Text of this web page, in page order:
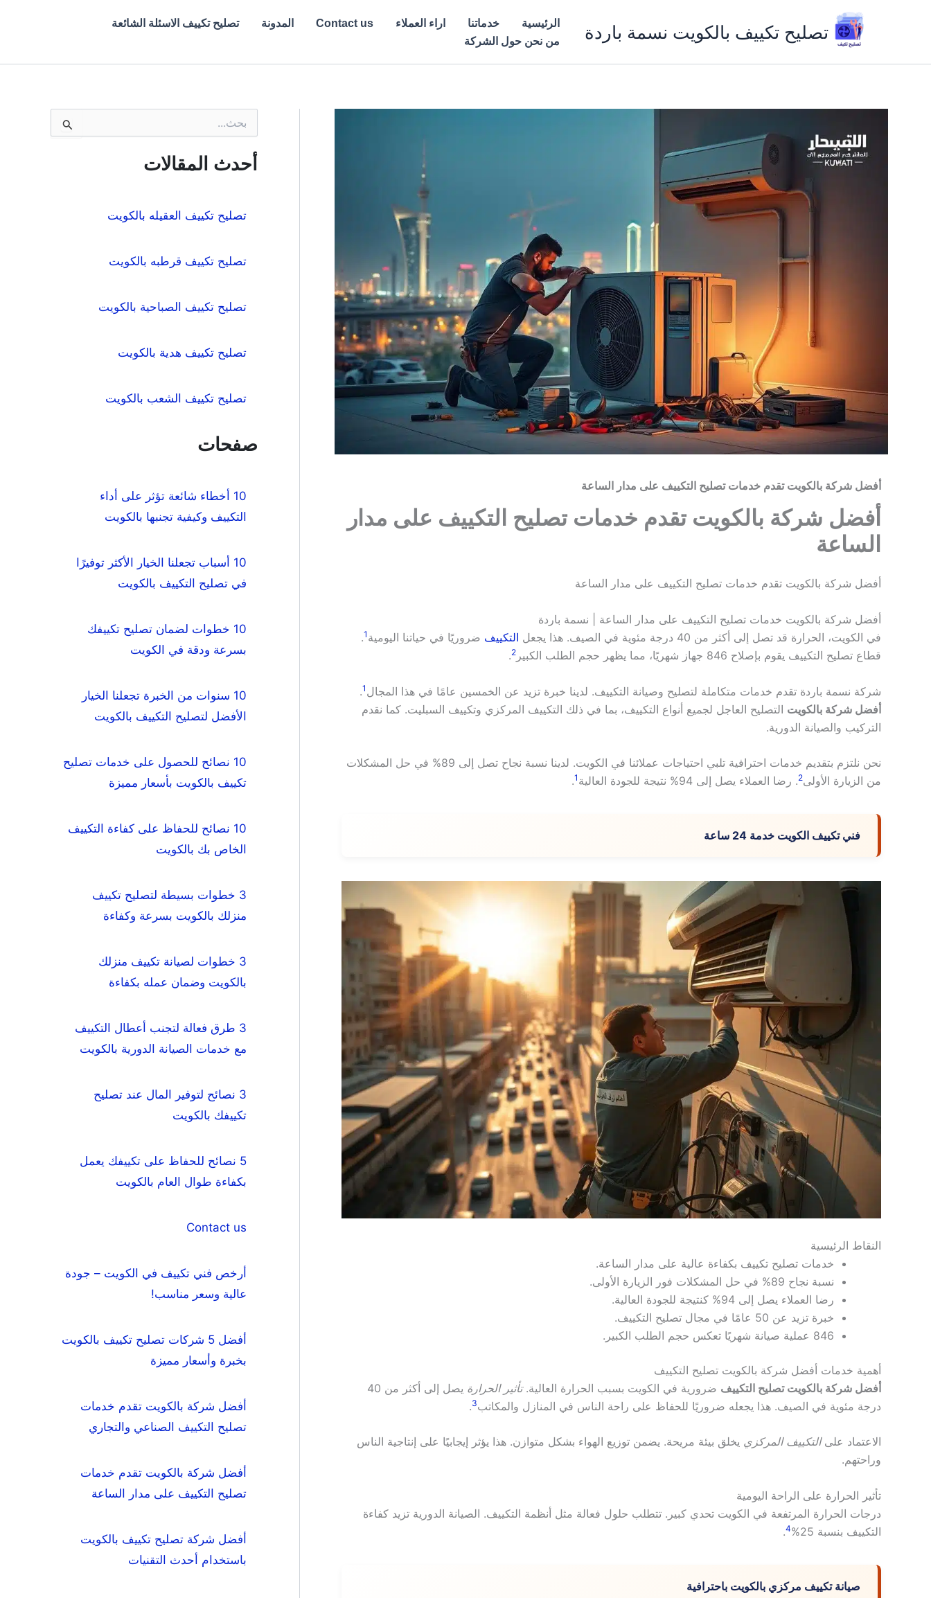
تصليح تكييف بالكويت نسمة باردة الرئيسية خدماتنا اراء العملاء Contact us المدونة
تصليح تكييف الاسئلة الشائعة
من نحن حول الشركة
أفضل شركة بالكويت تقدم خدمات تصليح التكييف على مدار الساعة
أفضل شركة بالكويت تقدم خدمات تصليح التكييف على مدار
الساعة
أفضل شركة بالكويت تقدم خدمات تصليح التكييف على مدار الساعة
أفضل شركة بالكويت خدمات تصليح التكييف على مدار الساعة | نسمة باردة
في الكويت، الحرارة قد تصل إلى أكثر من 40 درجة مئوية في الصيف. هذا يجعل
التكييف ضروريًا في حياتنا اليومية 1
.
قطاع تصليح التكييف يقوم بإصلاح 846 جهاز شهريًا، مما يظهر حجم الطلب الكبير
2
.
شركة نسمة باردة تقدم خدمات متكاملة لتصليح وصيانة التكييف. لدينا خبرة تزيد عن الخمسين عامًا في هذا المجال 1
.
أفضل شركة بالكويت التصليح العاجل لجميع أنواع التكييف، بما في ذلك التكييف المركزي وتكييف السبليت. كما نقدم
التركيب والصيانة الدورية.
نحن نلتزم بتقديم خدمات احترافية تلبي احتياجات عملائنا في الكويت. لدينا نسبة نجاح تصل إلى 89% في حل المشكلات
من الزيارة الأولى2. رضا العملاء يصل إلى 94% نتيجة للجودة العالية 1
.
فني تكييف الكويت خدمة 24 ساعة
النقاط الرئيسية
خدمات تصليح تكييف بكفاءة عالية على مدار الساعة.
نسبة نجاح 89% في حل المشكلات فور الزيارة الأولى.
رضا العملاء يصل إلى 94% كنتيجة للجودة العالية.
خبرة تزيد عن 50 عامًا في مجال تصليح التكييف.
846 عملية صيانة شهريًا تعكس حجم الطلب الكبير.
أهمية خدمات أفضل شركة بالكويت تصليح التكييف
أفضل شركة بالكويت تصليح التكييف ضرورية في الكويت بسبب الحرارة العالية.تأثير الحرارة
يصل إلى أكثر من 40
درجة مئوية في الصيف. هذا يجعله ضروريًا للحفاظ على راحة الناس في المنازل والمكاتب3
.
الاعتماد علىالتكييف المركزي يخلق بيئة مريحة. يضمن توزيع الهواء بشكل متوازن. هذا يؤثر إيجابيًا على إنتاجية الناس
وراحتهم.
تأثير الحرارة على الراحة اليومية
درجات الحرارة المرتفعة في الكويت تحدي كبير. تتطلب حلول فعالة مثل أنظمة التكييف. الصيانة الدورية تزيد كفاءة
التكييف بنسبة 25%
4
.
صيانة تكييف مركزي بالكويت باحترافية
ح
ث
أحدث المقالات
تصليح تكييف العقيله بالكويت
تصليح تكييف قرطبه بالكويت
تصليح تكييف الصباحية بالكويت
تصليح تكييف هدية بالكويت
تصليح تكييف الشعب بالكويت
صفحات
10 أخطاء شائعة تؤثر على أداء
التكييف وكيفية تجنبها بالكويت
10 أسباب تجعلنا الخيار الأكثر توفيرًا
في تصليح التكييف بالكويت
10 خطوات لضمان تصليح تكييفك
بسرعة ودقة في الكويت
10 سنوات من الخبرة تجعلنا الخيار
الأفضل لتصليح التكييف بالكويت
10 نصائح للحصول على خدمات تصليح
تكييف بالكويت بأسعار مميزة
10 نصائح للحفاظ على كفاءة التكييف
الخاص بك بالكويت
3 خطوات بسيطة لتصليح تكييف
منزلك بالكويت بسرعة وكفاءة
3 خطوات لصيانة تكييف منزلك
بالكويت وضمان عمله بكفاءة
3 طرق فعالة لتجنب أعطال التكييف
مع خدمات الصيانة الدورية بالكويت
3 نصائح لتوفير المال عند تصليح
تكييفك بالكويت
5 نصائح للحفاظ على تكييفك يعمل
بكفاءة طوال العام بالكويت
Contact us
أرخص فني تكييف في الكويت – جودة
عالية وسعر مناسب!
أفضل 5 شركات تصليح تكييف بالكويت
بخبرة وأسعار مميزة
أفضل شركة بالكويت تقدم خدمات
تصليح التكييف الصناعي والتجاري
أفضل شركة بالكويت تقدم خدمات
تصليح التكييف على مدار الساعة
أفضل شركة تصليح تكييف بالكويت
باستخدام أحدث التقنيات